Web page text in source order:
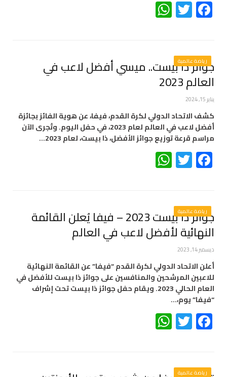
Facebook
Twitter
رياضة عالمية
جوائز ذا بيست.. ميسي أفضل لاعب في
العالم 2023
يناير 15, 2024
كشف الاتحاد الدولي لكرة القدم، فيفا، عن هوية الفائز بجائزة
أفضل لاعب في العالم لعام 2023، في حفل اليوم. وتُجرى الآن
مراسم قرعة توزيع جوائز الأفضل، ذا بيست، لعام 2023…
Facebook
Twitter
رياضة عالمية جوائز ذا بيست 2023 – فيفا يُعلن القائمة
النهائية لأفضل لاعب في العالم
ديسمبر 14, 2023
أعلن الاتحاد الدولي لكرة القدم “فيفا” عن القائمة النهائية
للاعبين المرشحين والمنافسين على جوائز ذا بيست للأفضل في
العام الحالي 2023. ويقام حفل جوائز ذا بيست تحت إشراف
“فيفا” يوم،…
Facebook
Twitter
رياضة عالمية